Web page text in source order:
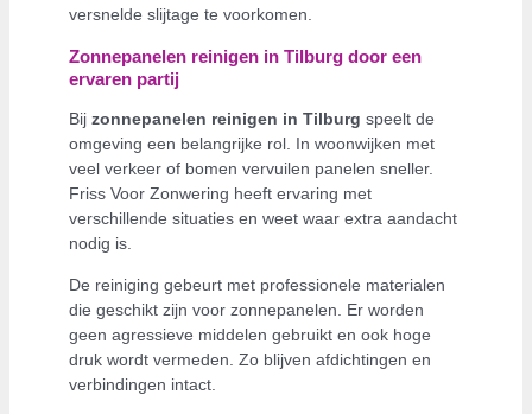
versnelde slijtage te voorkomen.
Zonnepanelen reinigen in Tilburg door een
ervaren partij
Bij zonnepanelen reinigen in Tilburg speelt de
omgeving een belangrijke rol. In woonwijken met
veel verkeer of bomen vervuilen panelen sneller.
Friss Voor Zonwering heeft ervaring met
verschillende situaties en weet waar extra aandacht
nodig is.
De reiniging gebeurt met professionele materialen
die geschikt zijn voor zonnepanelen. Er worden
geen agressieve middelen gebruikt en ook hoge
druk wordt vermeden. Zo blijven afdichtingen en
verbindingen intact.